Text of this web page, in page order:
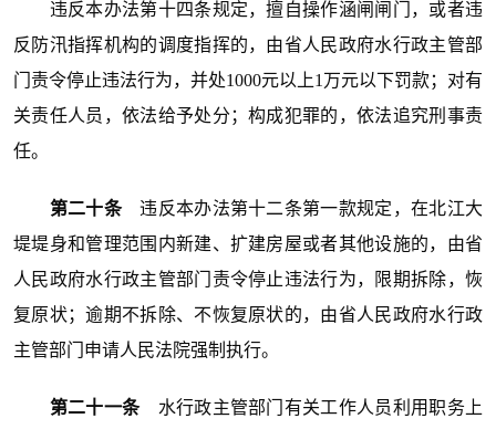
违反本办法第十四条规定，擅自操作涵闸闸门，或者违
反防汛指挥机构的调度指挥的，由省人民政府水行政主管部
门责令停止违法行为，并处1000元以上1万元以下罚款；对有
关责任人员，依法给予处分；构成犯罪的，依法追究刑事责
任。
第二十条违反本办法第十二条第一款规定，在北江大
堤堤身和管理范围内新建、扩建房屋或者其他设施的，由省
人民政府水行政主管部门责令停止违法行为，限期拆除，恢
复原状；逾期不拆除、不恢复原状的，由省人民政府水行政
主管部门申请人民法院强制执行。
第二十一条 水行政主管部门有关工作人员利用职务上